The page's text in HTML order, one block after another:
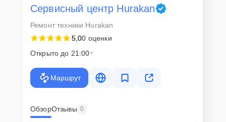
Сервисный центр Hurakan
Ремонт техники Hurakan
5,00 оценки
Открыто до 21:00
Маршрут
ОбзорОтзывы 0